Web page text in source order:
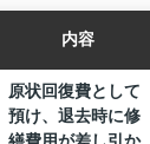
内容
原状回復費として
預け、退去時に修